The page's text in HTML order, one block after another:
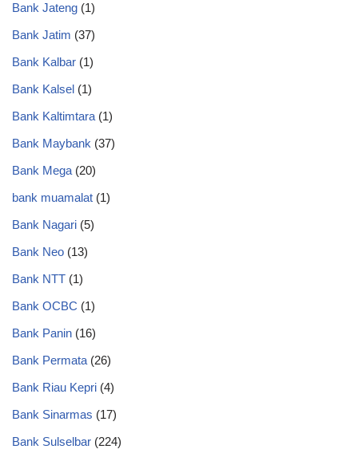
Bank Jateng (1)
Bank Jatim (37)
Bank Kalbar (1)
Bank Kalsel (1)
Bank Kaltimtara (1)
Bank Maybank (37)
Bank Mega (20)
bank muamalat (1)
Bank Nagari (5)
Bank Neo (13)
Bank NTT (1)
Bank OCBC (1)
Bank Panin (16)
Bank Permata (26)
Bank Riau Kepri (4)
Bank Sinarmas (17)
Bank Sulselbar (224)